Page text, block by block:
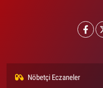
Nöbetçi Eczaneler